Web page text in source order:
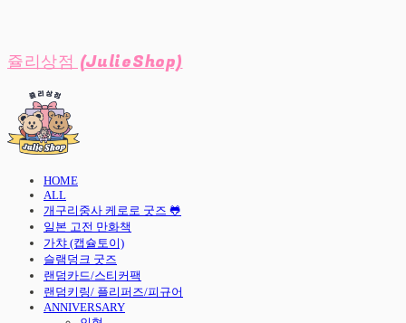
쥴리상점 (JulieShop)
HOME
ALL
개구리중사 케로로 굿즈 🐸
일본 고전 만화책
가챠 (캡슐토이)
슬램덩크 굿즈
랜덤카드/스티커팩
랜덤키링/ 플리퍼즈/피규어
ANNIVERSARY